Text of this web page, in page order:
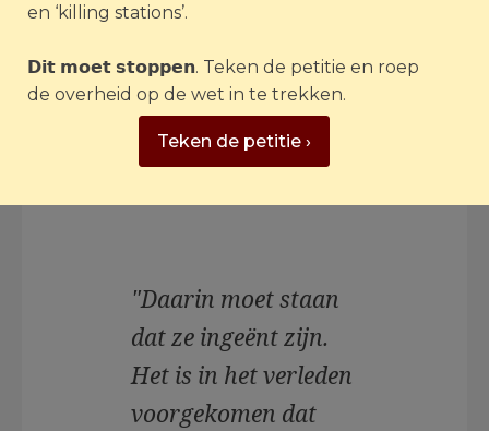
getraumatiseerde hondjes afkomstig uit
Hongarije: douane kom in actie! | Foto:
House of Animals
Dan laat André de blauwe paspoorten
"Daarin moet staan
dat ze ingeënt zijn.
Het is in het verleden
voorgekomen dat
en ‘killing stations’.
𝗗𝗶𝘁 𝗺𝗼𝗲𝘁 𝘀𝘁𝗼𝗽𝗽𝗲𝗻. Teken de petitie en roep
de overheid op de wet in te trekken.
Teken de petitie ›